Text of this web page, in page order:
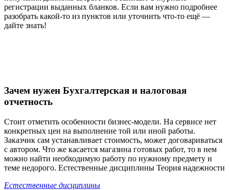
регистрации выданных бланков. Если вам нужно подробнее
разобрать какой‑то из пунктов или уточнить что‑то ещё —
дайте знать!
Зачем нужен Бухгалтерская и налоговая
отчетность
Стоит отметить особенности бизнес-модели. На сервисе нет
конкретных цен на выполнение той или иной работы.
Заказчик сам устанавливает стоимость, может договариваться
с автором. Что же касается магазина готовых работ, то в нем
можно найти необходимую работу по нужному предмету и
теме недорого. Естественные дисциплины Теория надежности
Естественные дисциплины